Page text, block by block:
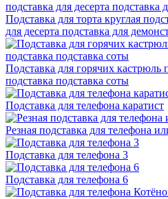
Подставка для торта круглая
для десерта подставка для
Подставка для горячих кастрюль
подставка подставка соты
Подставка для телефона каратист
Резная подставка для телефона
Подставка для телефона 3
Подставка для телефона 6